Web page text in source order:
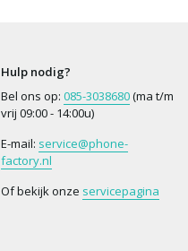
Hulp nodig?
Bel ons op: 085-3038680(ma t/m
vrij 09:00 - 14:00u)
E-mail: service@phone-
factory.nl
Of bekijk onze servicepagina